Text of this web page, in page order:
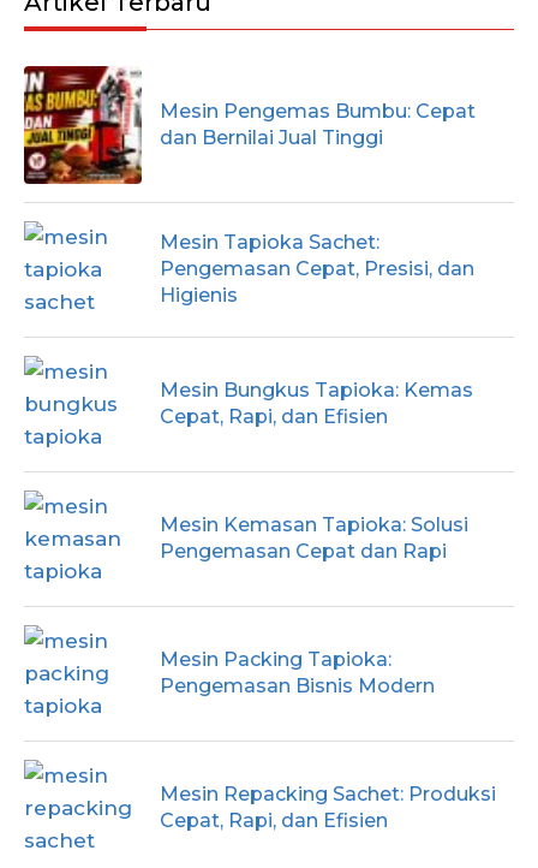
Mesin Pengemas Bumbu: Cepat
dan Bernilai Jual Tinggi
Mesin Tapioka Sachet:
Pengemasan Cepat, Presisi, dan
Higienis
Mesin Bungkus Tapioka: Kemas
Cepat, Rapi, dan Efisien
Mesin Kemasan Tapioka: Solusi
Pengemasan Cepat dan Rapi
Mesin Packing Tapioka:
Pengemasan Bisnis Modern
Mesin Repacking Sachet: Produksi
Cepat, Rapi, dan Efisien